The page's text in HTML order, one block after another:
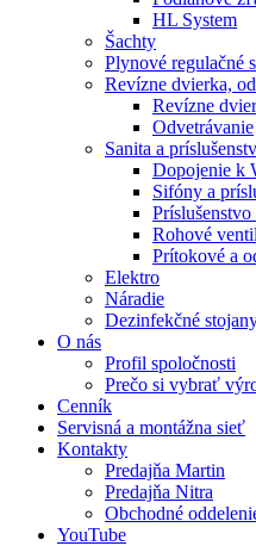
HL System
Šachty
Plynové regulačné
Revízne dvierka,
Revízne
Odvetrávanie
Sanita a
Dopojenie k
Sifóny a
Rohové
Prítokové a
Elektro
Náradie
Dezinfekčné
O nás
Profil spoločnosti
Prečo si vybrať
Cenník
Servisná a montážna sieť
Kontakty
Predajňa Martin
Predajňa Nitra
Obchodné
YouTube